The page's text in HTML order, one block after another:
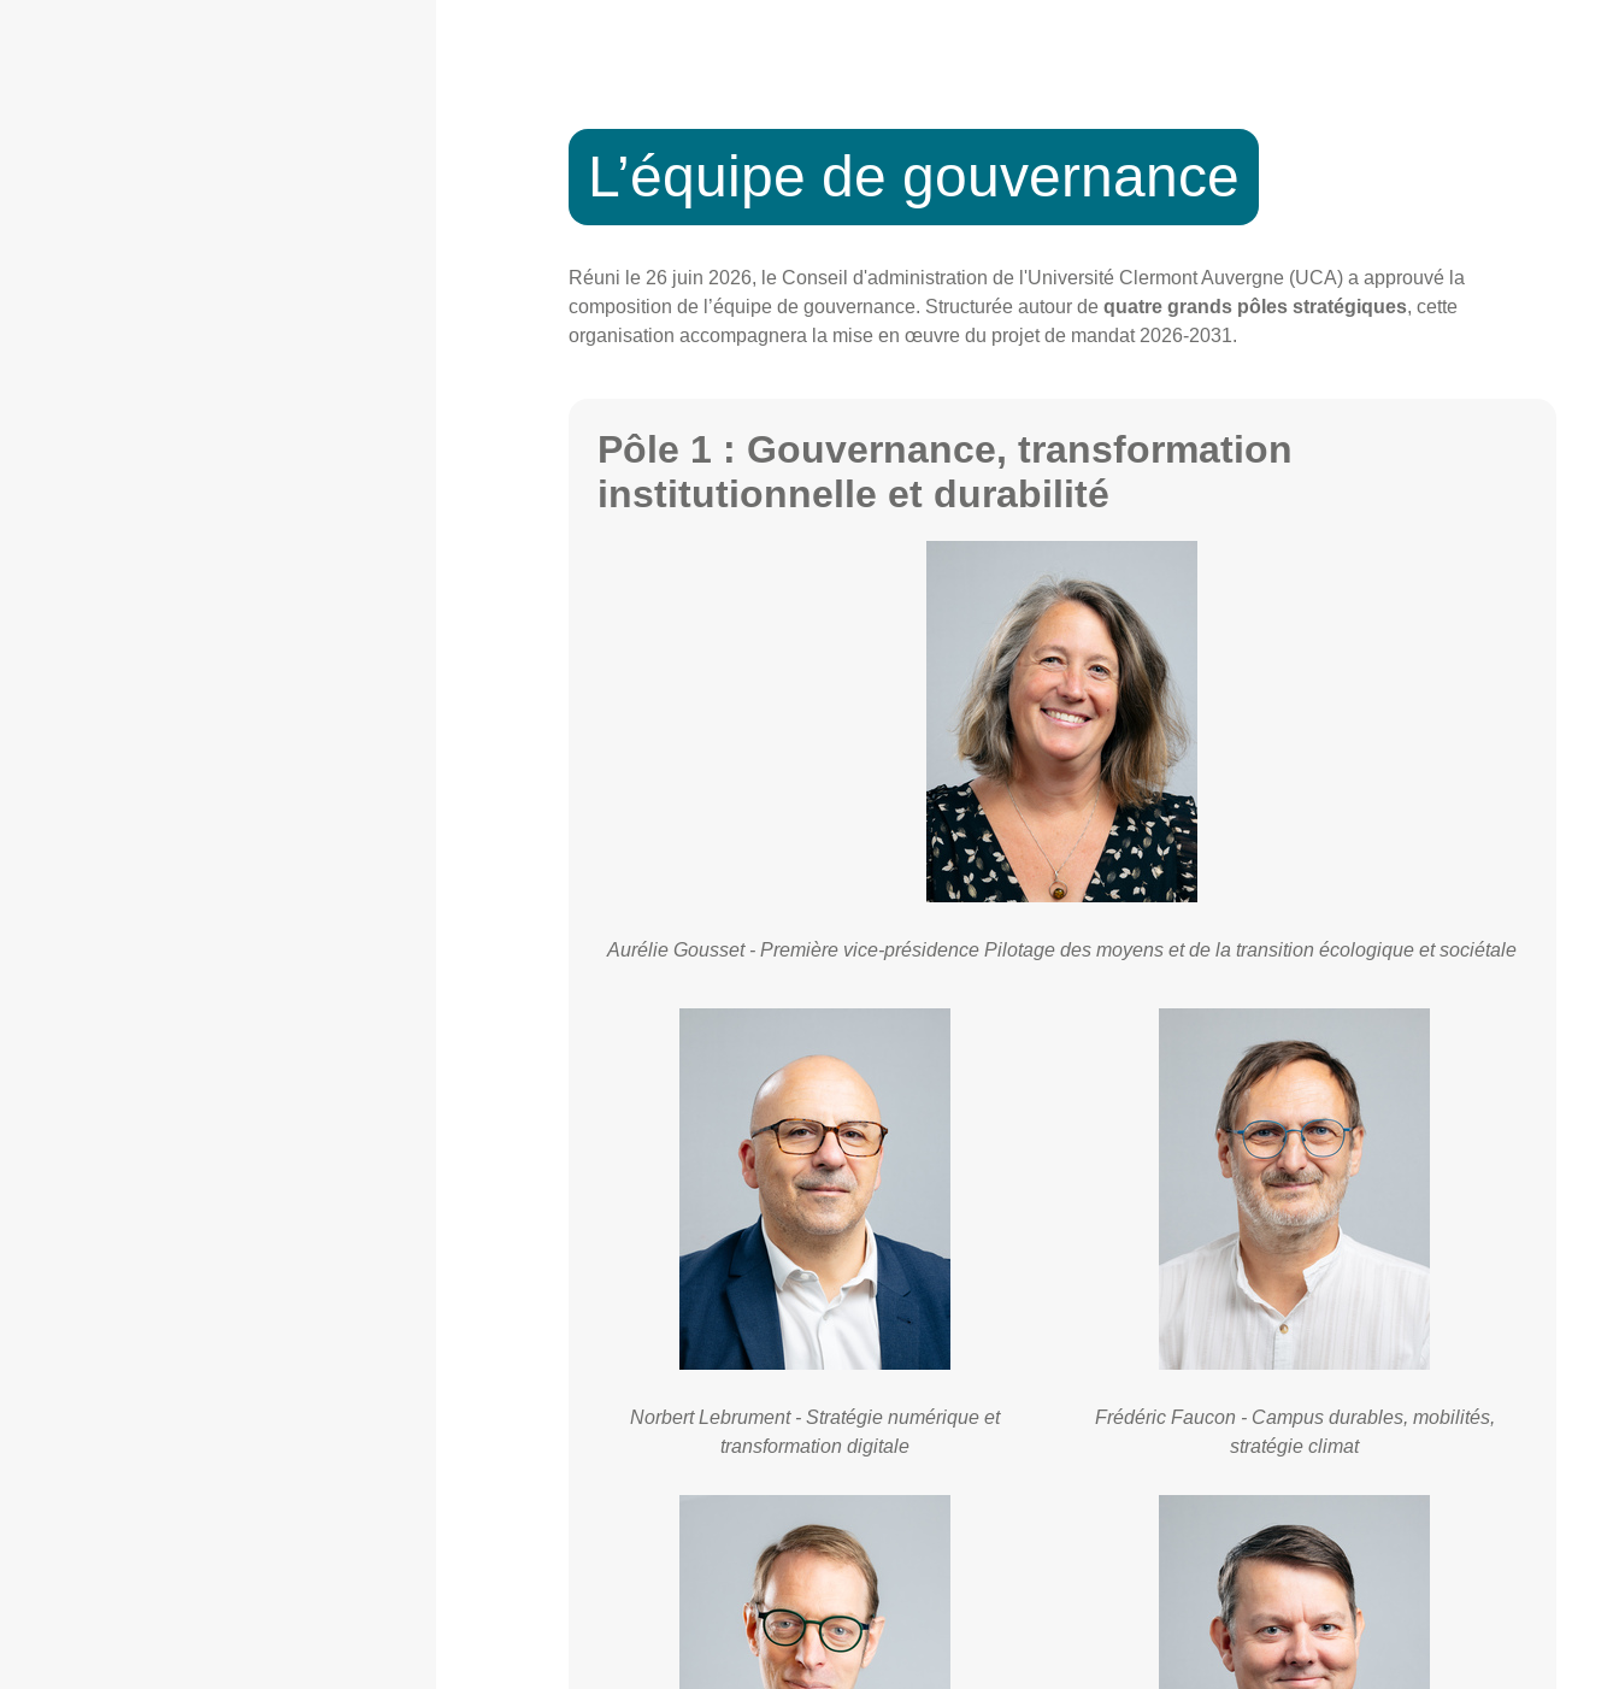
L’équipe de gouvernance
Réuni le 26 juin 2026, le Conseil d'administration de l'Université Clermont Auvergne (UCA) a approuvé la
composition de l’équipe de gouvernance. Structurée autour de quatre grands pôles stratégiques, cette
organisation accompagnera la mise en œuvre du projet de mandat 2026-2031.
Pôle 1 : Gouvernance, transformation
institutionnelle et durabilité
Aurélie Gousset - Première vice-présidence Pilotage des moyens et de la transition écologique et sociétale
Norbert Lebrument - Stratégie numérique et
transformation digitale
Frédéric Faucon - Campus durables, mobilités,
stratégie climat